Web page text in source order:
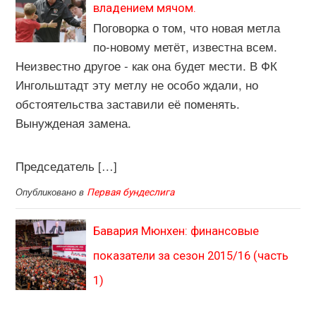
владением мячом.
Поговорка о том, что новая метла
по-новому метёт, известна всем.
Неизвестно другое - как она будет мести. В ФК
Ингольштадт эту метлу не особо ждали, но
обстоятельства заставили её поменять.
Вынужденая замена.
Председатель […]
Опубликовано в Первая бундеслига
Бавария Мюнхен: финансовые
показатели за сезон 2015/16 (часть
1)